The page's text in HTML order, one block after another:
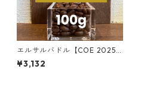
エルサルバドル【COE 2025 8
位】ロス・ナランホス農園 ナ
チュラル・アナエロビック100
¥3,132